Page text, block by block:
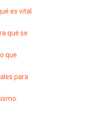
es vital
qué se
que
para